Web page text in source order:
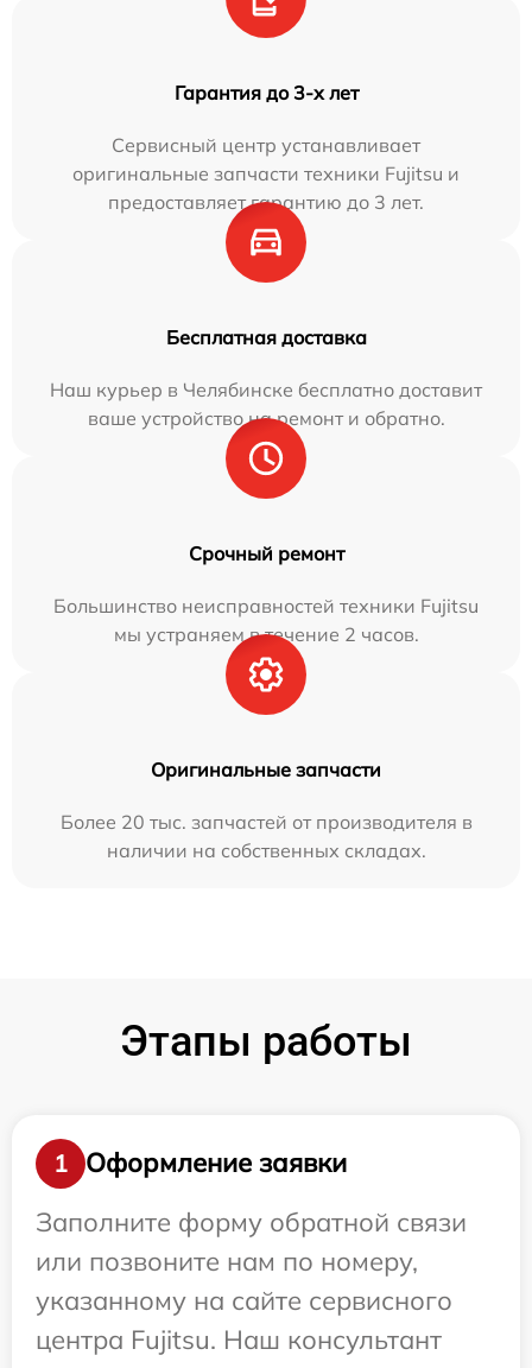
Гарантия до 3-х лет
Сервисный центр устанавливает
оригинальные запчасти техники Fujitsu и
предоставляет гарантию до 3 лет.
Бесплатная доставка
Наш курьер в Челябинске бесплатно доставит
ваше устройство на ремонт и обратно.
Срочный ремонт
Большинство неисправностей техники Fujitsu
мы устраняем в течение 2 часов.
Оригинальные запчасти
Более 20 тыс. запчастей от производителя в
наличии на собственных складах.
Этапы работы
1
Оформление заявки
Заполните форму обратной связи
или позвоните нам по номеру,
указанному на сайте сервисного
центра Fujitsu. Наш консультант